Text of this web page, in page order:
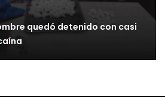
quedó detenido con casi